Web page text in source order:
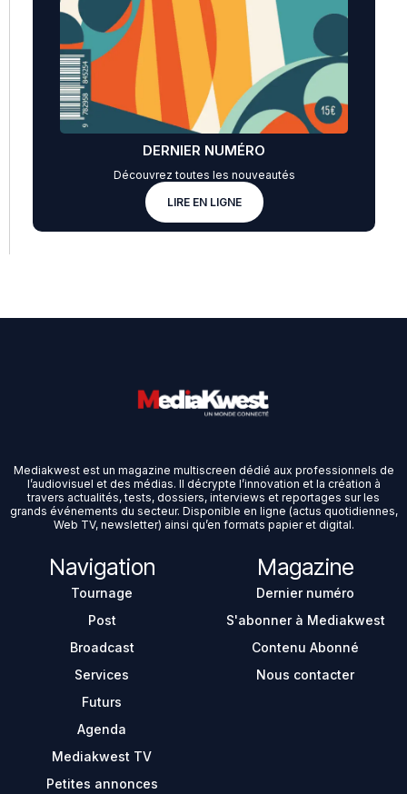
DERNIER NUMÉRO
Découvrez toutes les nouveautés
LIRE EN LIGNE
Mediakwest est un magazine multiscreen dédié aux professionnels de
l’audiovisuel et des médias. Il décrypte l’innovation et la création à
travers actualités, tests, dossiers, interviews et reportages sur les
grands événements du secteur. Disponible en ligne (actus quotidiennes,
Web TV, newsletter) ainsi qu’en formats papier et digital.
Navigation
Tournage
Post
Broadcast
Services
Futurs
Agenda
Mediakwest TV
Petites annonces
Magazine
Dernier numéro
S'abonner à Mediakwest
Contenu Abonné
Nous contacter